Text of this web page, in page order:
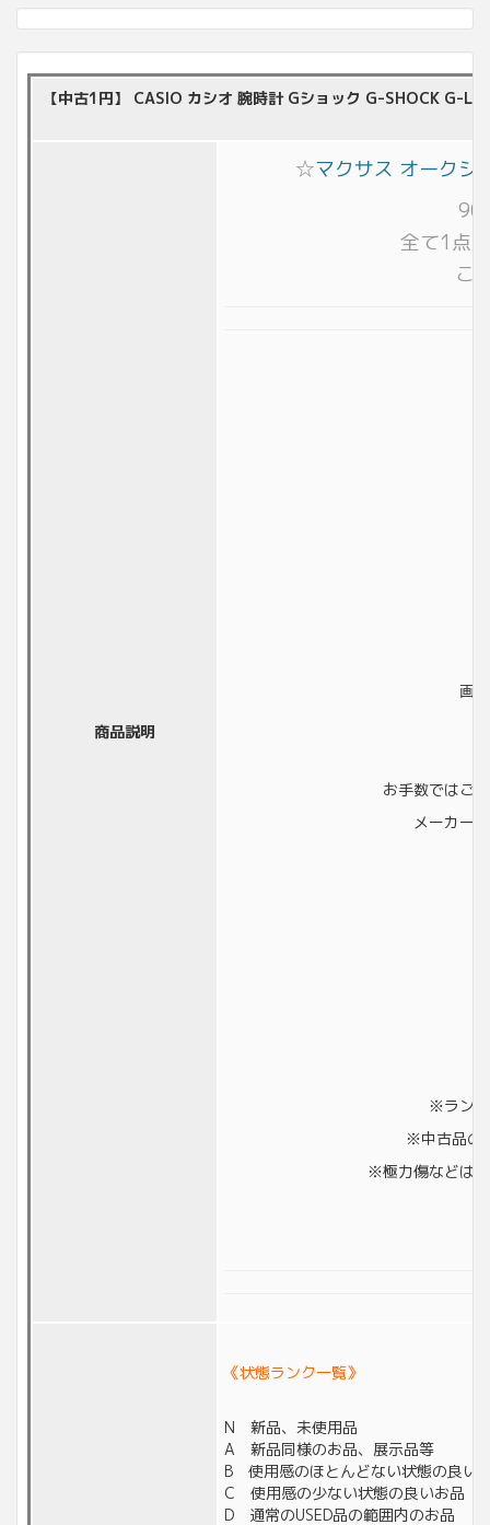
【中古1円】 CASIO カシオ 腕時計 Gショック G-SHOCK G-
商品説明
☆マクサス オークシ
全て1点
こ
画
お手数ではご
メーカー
※ランク
※中古品の
※極力傷などは
《状態ランク一覧》
N 新品、未使用品
A 新品同様のお品、展示品等
B 使用感のほとんどない状態の良い
C 使用感の少ない状態の良いお品
D 通常のUSED品の範囲内のお品